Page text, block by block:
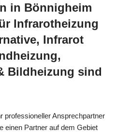
in Bönnigheim
Infrarotheizung
Infrarot
Bildheizung sind
professioneller Ansprechpartner
einen Partner auf dem Gebiet